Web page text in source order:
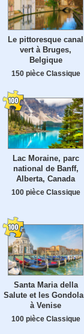
Le pittoresque canal
vert à Bruges,
Belgique
150 pièce Classique
Lac Moraine, parc
national de Banff,
Alberta, Canada
100 pièce Classique
Santa Maria della
Salute et les
à Venise
100 pièce Classique